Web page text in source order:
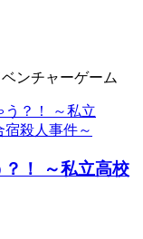
ンチャーゲーム
！ ～私立高校